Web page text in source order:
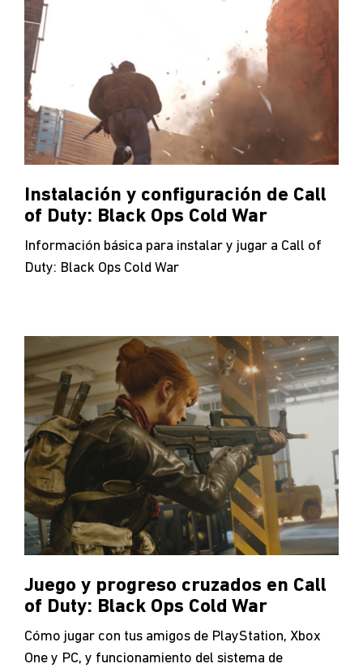
Instalación y configuración de Call
of Duty: Black Ops Cold War
Información básica para instalar y jugar a Call of
Duty: Black Ops Cold War
Juego y progreso cruzados en Call
of Duty: Black Ops Cold War
Cómo jugar con tus amigos de PlayStation, Xbox
One y PC, y funcionamiento del sistema de